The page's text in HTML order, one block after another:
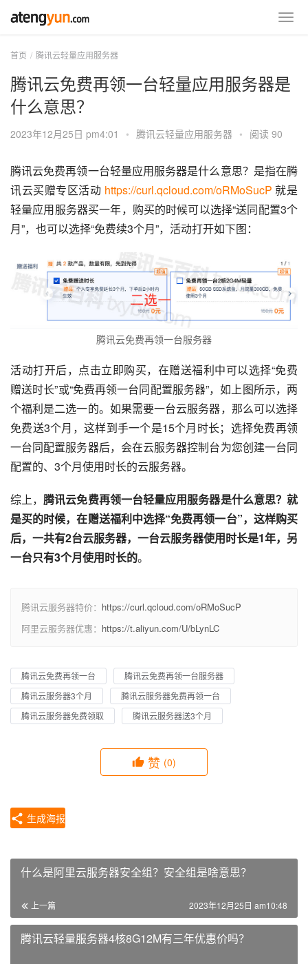
首页 腾讯云轻量应用服务器
腾讯云免费再领一台轻量应用服务器是
什么意思？
2023年12月25日 pm4:01 • 腾讯云轻量应用服务器 • 阅读 90
腾讯云免费再领一台轻量应用服务器是什么意思？是指在腾
讯云买赠专区活动 https://curl.qcloud.com/oRMoSucP 就是
轻量应用服务器买一年，购买的时候可以选择“送同配置3个
月”，也可以选择“免费续3个月”，活动打开如下图：
腾讯云免费再领一台服务器
活动打开后，点击立即购买，在赠送福利中可以选择“免费
赠送时长”或“免费再领一台同配置服务器”，如上图所示，两
个福利是二选一的。如果需要一台云服务器，那么可以选择
免费送3个月，这样到手一个是15个月时长；选择免费再领
一台同配置服务器后，会在云服务器控制台为您创建一台同
配置的、3个月使用时长的云服务器。
综上，腾讯云免费再领一台轻量应用服务器是什么意思？就
是买的时候，在赠送福利中选择“免费再领一台”，这样购买
后，一共有2台云服务器，一台云服务器使用时长是1年，另
一台只有3个月使用时长的。
腾讯云服务器特价： https://curl.qcloud.com/oRMoSucP
阿里云服务器优惠： https://t.aliyun.com/U/bLynLC
腾讯云免费再领一台
腾讯云免费再领一台服务器
腾讯云服务器3个月
腾讯云服务器免费再领一台
腾讯云服务器免费领取
腾讯云服务器送3个月
赞 (0)
生成海报
什么是阿里云服务器安全组？安全组是啥意思？
上一篇 2023年12月25日 am10:48
腾讯云轻量服务器4核8G12M有三年优惠价吗？